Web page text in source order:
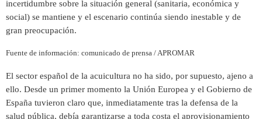
incertidumbre sobre la situación general (sanitaria, económica y
social) se mantiene y el escenario continúa siendo inestable y de
gran preocupación.
Fuente de información: comunicado de prensa / APROMAR
El sector español de la acuicultura no ha sido, por supuesto, ajeno a
ello. Desde un primer momento la Unión Europea y el Gobierno de
España tuvieron claro que, inmediatamente tras la defensa de la
salud pública, debía garantizarse a toda costa el aprovisionamiento